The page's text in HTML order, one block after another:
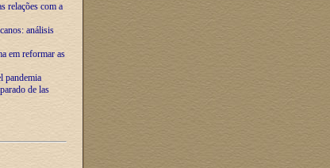
relações com a
análisis
em reformar as
pandemia
de las